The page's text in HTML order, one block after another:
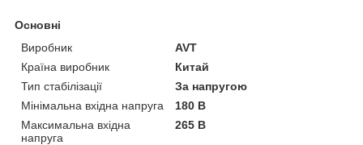
Основні
Виробник
AVT
Країна виробник
Китай
Тип стабілізації
За напругою
Мінімальна вхідна напруга
180 В
Максимальна вхідна
напруга
265 В